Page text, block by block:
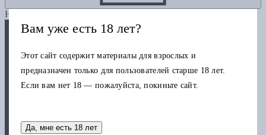
Новинка
Вам уже есть 18 лет?
Этот сайт содержит материалы для взрослых и
предназначен только для пользователей старше 18 лет.
Если вам нет 18 — пожалуйста, покиньте сайт.
Да, мне есть 18 лет